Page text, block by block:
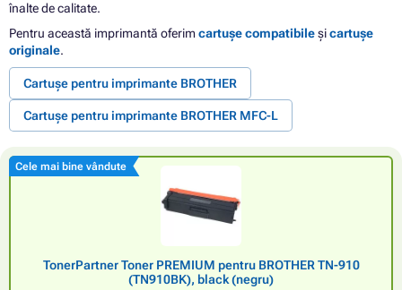
înalte de calitate.
Pentru această imprimantă oferimcartușe compatibileșicartușe
originale.
Cartușe pentru imprimante BROTHER
Cartușe pentru imprimante BROTHER MFC-L
Cele mai bine vândute
TonerPartner Toner PREMIUM pentru BROTHER TN-910
(TN910BK), black (negru)